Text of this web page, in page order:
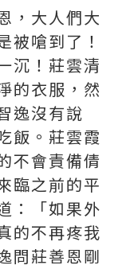
，大人們大
被嗆到了！
沉！莊雲清
的衣服，然
逸沒有說
飯。莊雲霞
不會責備倩
臨之前的平
：「如果外
的不再疼我
問莊善恩剛